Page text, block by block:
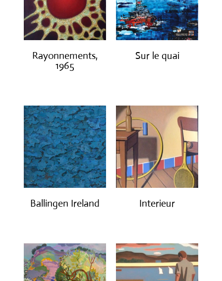
Rayonnements,
1965
Sur le quai
Ballingen Ireland Interieur